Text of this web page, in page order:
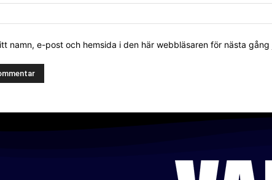
namn, e-post och hemsida i den här webbläsaren för nästa gång